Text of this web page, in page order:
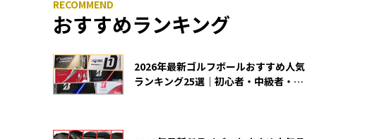
おすすめランキング
2026年最新ゴルフボールおすすめ人気
ランキング25選｜初心者・中級者・上